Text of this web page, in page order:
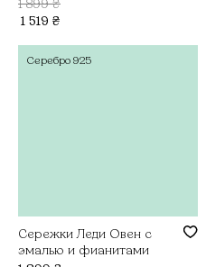
1 899₴
1 519 ₴
Серебро 925
Сережки Леди Овен с
эмалью и фианитами